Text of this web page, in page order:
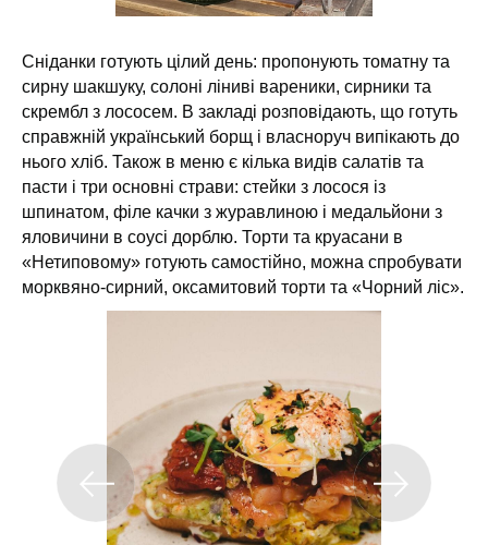
Сніданки готують цілий день: пропонують томатну та
сирну шакшуку, солоні ліниві вареники, сирники та
скрембл з лососем. В закладі розповідають, що готуть
справжній український борщ і власноруч випікають до
нього хліб. Також в меню є кілька видів салатів та
пасти і три основні страви: стейки з лосося із
шпинатом, філе качки з журавлиною і медальйони з
яловичини в соусі дорблю. Торти та круасани в
«Нетиповому» готують самостійно, можна спробувати
морквяно-сирний, оксамитовий торти та «Чорний ліс».